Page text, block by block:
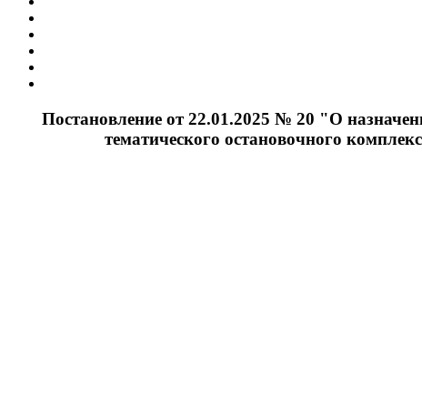
Постановление от 22.01.2025 № 20 "О
тематического остановочного